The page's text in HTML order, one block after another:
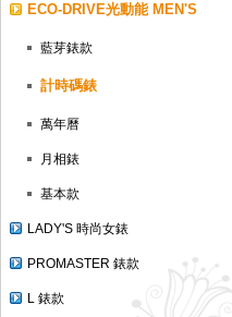
ECO-DRIVE光動能 MEN'S
藍芽錶款
計時碼錶
萬年曆
月相錶
基本款
LADY'S 時尚女錶
PROMASTER 錶款
L 錶款